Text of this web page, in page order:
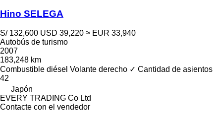
Hino SELEGA
S/ 132,600 USD 39,220 ≈ EUR 33,940
Autobús de turismo
2007
183,248 km
Combustible diésel Volante derecho ✓ Cantidad de asientos
42
Japón
EVERY TRADING Co Ltd
Contacte con el vendedor